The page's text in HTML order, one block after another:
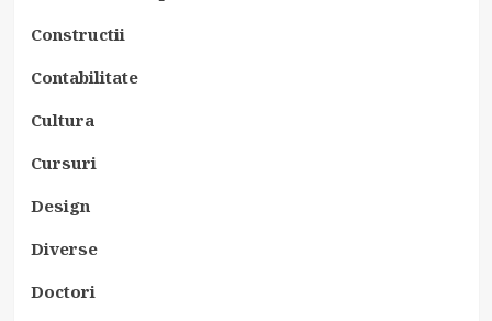
Constructii
Contabilitate
Cultura
Cursuri
Design
Diverse
Doctori